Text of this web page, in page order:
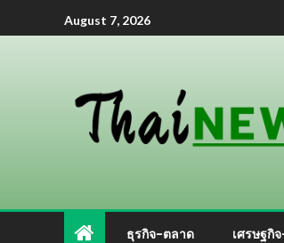
August 7, 2026
ธุรกิจ-ตลาด เศรษฐกิ